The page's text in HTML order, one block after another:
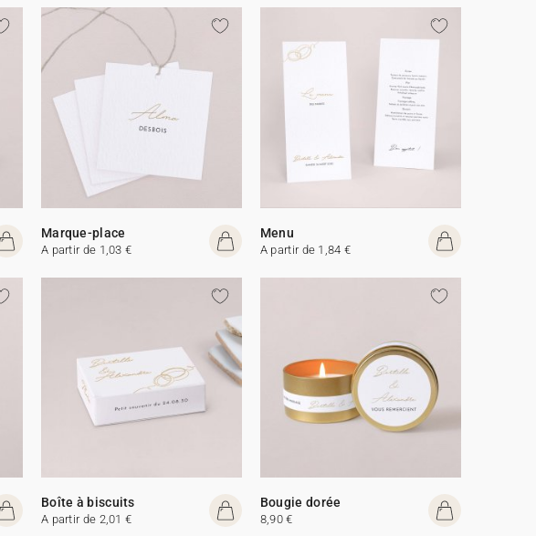
Marque-place
A partir de 1,03 €
Menu
A partir de 1,84 €
Boîte à biscuits
A partir de 2,01 €
Bougie dorée
8,90 €